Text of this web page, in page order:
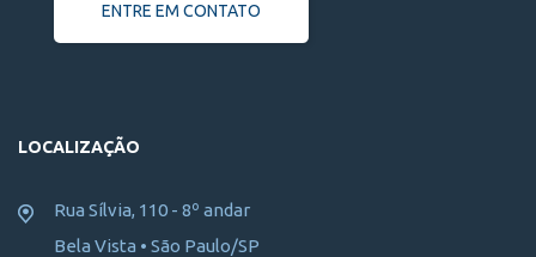
ENTRE EM CONTATO
LOCALIZAÇÃO
Rua Sílvia, 110 - 8º andar
Bela Vista • São Paulo/SP